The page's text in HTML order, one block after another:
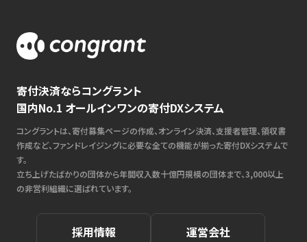
寄付決済ならコングラント
国内No.1 オールインワンの寄付DXシステム
コングラントは、寄付募集ページの作成、オンライン決済、支援者管理、領収書
作成など、ファンドレイジングに必要な全ての機能が揃った寄付DXシステムで
す。
立ち上げたばかりの団体から年間収入数十億円規模の団体まで、3,000以上
の非営利組織に選ばれています。
採用情報 運営会社